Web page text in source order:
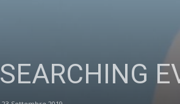
SEARCHING